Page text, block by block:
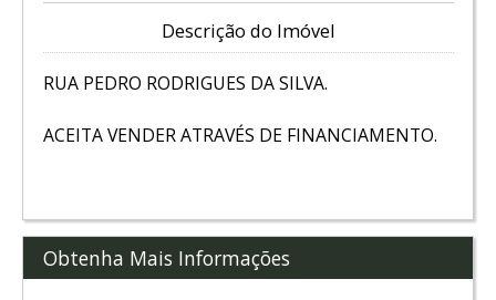
Descrição do Imóvel
RUA PEDRO RODRIGUES DA SILVA.
ACEITA VENDER ATRAVÉS DE FINANCIAMENTO.
Obtenha Mais Informações